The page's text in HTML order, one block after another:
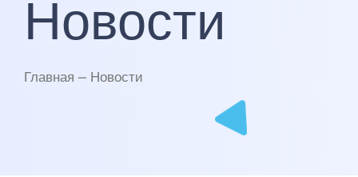
Новости
Главная — Новости